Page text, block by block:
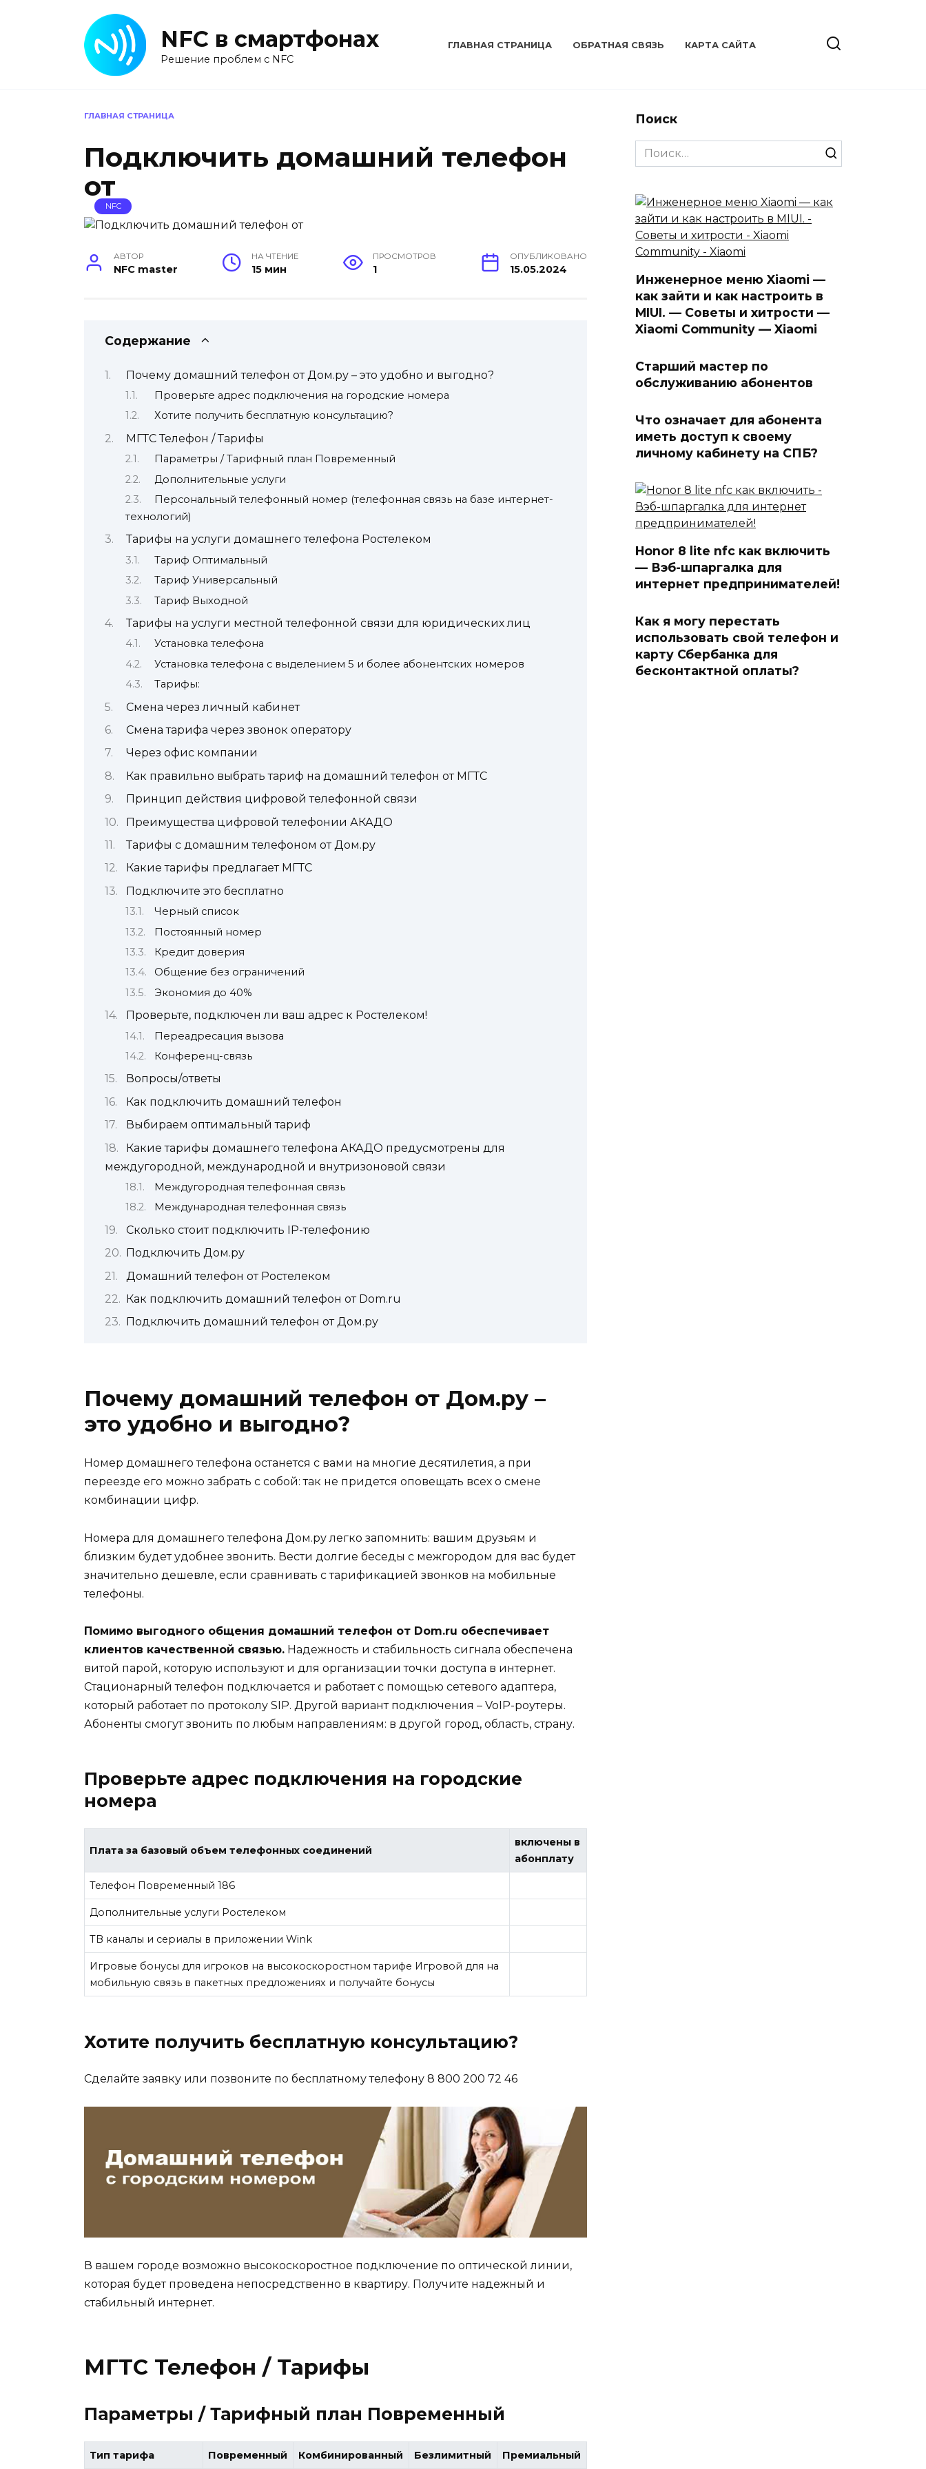
NFC в смартфонах
Решение проблем с NFC
ГЛАВНАЯ СТРАНИЦА ОБРАТНАЯ СВЯЗЬ КАРТА САЙТА
ГЛАВНАЯ СТРАНИЦА
Подключить домашний телефон
от
NFC
АВТОР
NFC master
НА ЧТЕНИЕ
15 мин
ПРОСМОТРОВ
1
ОПУБЛИКОВАНО
15.05.2024
Содержание
Почему домашний телефон от Дом.ру – это удобно и выгодно?
Проверьте адрес подключения на городские номера
Хотите получить бесплатную консультацию?
МГТС Телефон / Тарифы
Параметры / Тарифный план Повременный
Дополнительные услуги
Персональный телефонный номер (телефонная связь на базе интернет-
технологий)
Тарифы на услуги домашнего телефона Ростелеком
Тариф Оптимальный
Тариф Универсальный
Тариф Выходной
Тарифы на услуги местной телефонной связи для юридических лиц
Установка телефона
Установка телефона с выделением 5 и более абонентских номеров
Тарифы:
Смена через личный кабинет
Смена тарифа через звонок оператору
Через офис компании
Как правильно выбрать тариф на домашний телефон от МГТС
Принцип действия цифровой телефонной связи
Преимущества цифровой телефонии АКАДО
Тарифы с домашним телефоном от Дом.ру
Какие тарифы предлагает МГТС
Подключите это бесплатно
Черный список
Постоянный номер
Кредит доверия
Общение без ограничений
Экономия до 40%
Проверьте, подключен ли ваш адрес к Ростелеком!
Переадресация вызова
Конференц-связь
Вопросы/ответы
Как подключить домашний телефон
Выбираем оптимальный тариф
Какие тарифы домашнего телефона АКАДО предусмотрены для
междугородной, международной и внутризоновой связи
Междугородная телефонная связь
Международная телефонная связь
Сколько стоит подключить IP-телефонию
Подключить Дом.ру
Домашний телефон от Ростелеком
Как подключить домашний телефон от Dom.ru
Подключить домашний телефон от Дом.ру
Почему домашний телефон от Дом.ру –
это удобно и выгодно?
Номер домашнего телефона останется с вами на многие десятилетия, а при
переезде его можно забрать с собой: так не придется оповещать всех о смене
комбинации цифр.
Номера для домашнего телефона Дом.ру легко запомнить: вашим друзьям и
близким будет удобнее звонить. Вести долгие беседы с межгородом для вас будет
значительно дешевле, если сравнивать с тарификацией звонков на мобильные
телефоны.
Помимо выгодного общения домашний телефон от Dom.ru обеспечивает
клиентов качественной связью. Надежность и стабильность сигнала обеспечена
витой парой, которую используют и для организации точки доступа в интернет.
Стационарный телефон подключается и работает с помощью сетевого адаптера,
который работает по протоколу SIP. Другой вариант подключения – VoIP-роутеры.
Абоненты смогут звонить по любым направлениям: в другой город, область, страну.
Проверьте адрес подключения на городские
номера
Плата за базовый объем телефонных соединений
включены в
абонплату
Телефон Повременный 186
Дополнительные услуги Ростелеком
ТВ каналы и сериалы в приложении Wink
Игровые бонусы для игроков на высокоскоростном тарифе Игровой для на
мобильную связь в пакетных предложениях и получайте бонусы
Хотите получить бесплатную консультацию?
Сделайте заявку или позвоните по бесплатному телефону 8 800 200 72 46
В вашем городе возможно высокоскоростное подключение по оптической линии,
которая будет проведена непосредственно в квартиру. Получите надежный и
стабильный интернет.
МГТС Телефон / Тарифы
Параметры / Тарифный план Повременный
Тип тарифа Повременный Комбинированный Безлимитный Премиальный
Поиск
Search
for:
Инженерное меню Xiaomi —
как зайти и как настроить в
MIUI. — Советы и хитрости —
Xiaomi Community — Xiaomi
Старший мастер по
обслуживанию абонентов
Что означает для абонента
иметь доступ к своему
личному кабинету на СПБ?
Honor 8 lite nfc как включить
— Вэб-шпаргалка для
интернет предпринимателей!
Как я могу перестать
использовать свой телефон и
карту Сбербанка для
бесконтактной оплаты?